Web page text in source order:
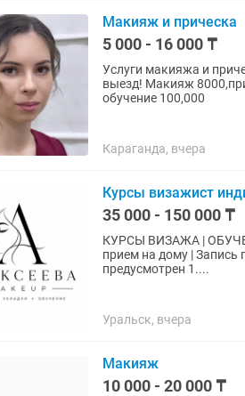
Макияж и прическа
5 000 - 16 000 ₸
Услуги макияжа и
выезд! Макияж
обучение 100,000
Караганда, вчера
Курсы визажист
35 000 - 150 000 ₸
КУРСЫ ВИЗАЖА | ОБУЧЕНИЕ
прием на дому | Запись по : 3 дня обучение 35000 Дневной Вечерний Возрастной
предусмотрен 1....
Уральск, вчера
Макияж
10 000 - 20 000 ₸